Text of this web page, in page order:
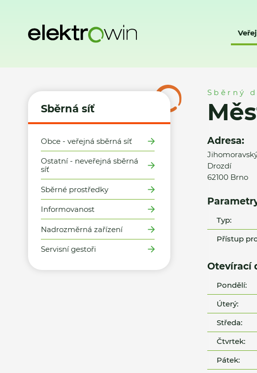
Sběrná síť
Obce - veřejná sběrná síť
Ostatní - neveřejná sběrná
síť
Sběrné prostředky
Informovanost
Nadrozměrná zařízení
Servisní gestoři
Sběrný
Adresa:
Drozdí
62100 Brno
Typ:
Přístup
Otevírací
Pondělí:
Úterý:
Středa:
Čtvrtek:
Pátek: